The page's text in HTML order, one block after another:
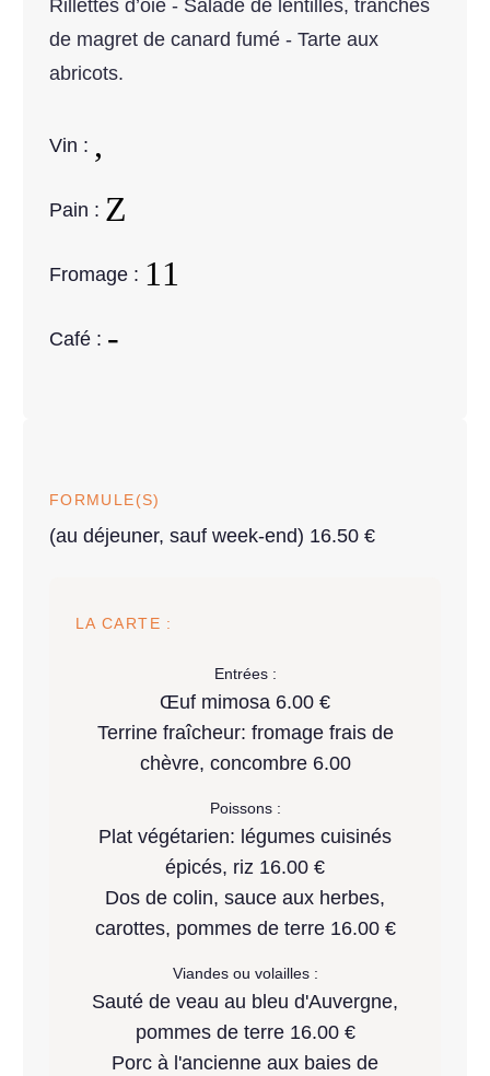
Rillettes d’oie - Salade de lentilles, tranches
de magret de canard fumé - Tarte aux
abricots.
Vin :
Pain :
Fromage :
Café :
FORMULE(S)
(au déjeuner, sauf week-end) 16.50 €
LA CARTE :
Entrées :
Œuf mimosa 6.00 €
Terrine fraîcheur: fromage frais de
chèvre, concombre 6.00
Poissons :
Plat végétarien: légumes cuisinés
épicés, riz 16.00 €
Dos de colin, sauce aux herbes,
carottes, pommes de terre 16.00 €
Viandes ou volailles :
Sauté de veau au bleu d'Auvergne,
pommes de terre 16.00 €
Porc à l'ancienne aux baies de